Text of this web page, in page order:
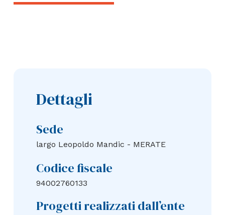
Dettagli
Sede
largo Leopoldo Mandic - MERATE
Codice fiscale
94002760133
Progetti realizzati dall’ente